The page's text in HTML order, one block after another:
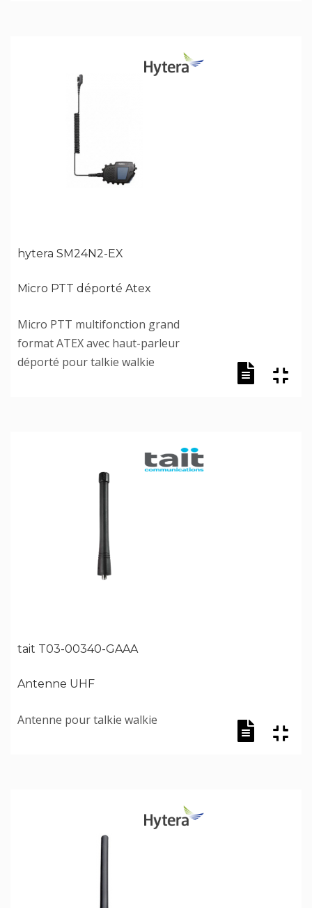
hytera SM24N2-EX
Micro PTT déporté Atex
Micro PTT multifonction grand
format ATEX avec haut-parleur
déporté pour talkie walkie
tait T03-00340-GAAA
Antenne UHF
Antenne pour talkie walkie